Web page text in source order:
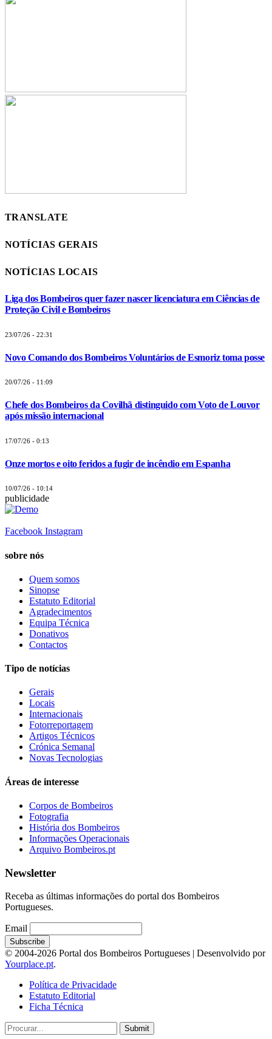
TRANSLATE
NOTÍCIAS GERAIS
NOTÍCIAS LOCAIS
Liga dos Bombeiros quer fazer nascer licenciatura em Ciências de
Proteção Civil e Bombeiros
23/07/26 - 22:31
Novo Comando dos Bombeiros Voluntários de Esmoriz toma posse
20/07/26 - 11:09
Chefe dos Bombeiros da Covilhã distinguido com Voto de Louvor
após missão internacional
17/07/26 - 0:13
Onze mortos e oito feridos a fugir de incêndio em Espanha
10/07/26 - 10:14
publicidade
Facebook Instagram
sobre nós
Quem somos
Sinopse
Estatuto Editorial
Agradecimentos
Equipa Técnica
Donativos
Contactos
Tipo de notícias
Gerais
Locais
Internacionais
Fotorreportagem
Artigos Técnicos
Crónica Semanal
Novas Tecnologias
Áreas de interesse
Corpos de Bombeiros
Fotografia
História dos Bombeiros
Informações Operacionais
Arquivo Bombeiros.pt
Newsletter
Receba as últimas informações do portal dos Bombeiros
Portugueses.
Email
© 2004-2026 Portal dos Bombeiros Portugueses | Desenvolvido por
Yourplace.pt.
Política de Privacidade
Estatuto Editorial
Ficha Técnica
Submit